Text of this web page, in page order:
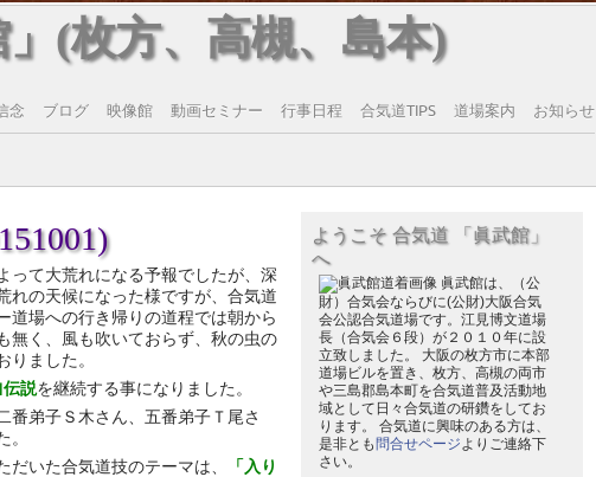
(枚方、高槻、島本)
念 ブログ 映像館 動画セミナー 行事日程 合気道TIPS 道場案内 お知らせ
って大荒れになる予報でしたが、深
れの天候になった様ですが、合気道
道場への行き帰りの道程では朝から
無く、風も吹いておらず、秋の虫の
りました。
伝説を継続する事になりました。
番弟子Ｓ木さん、五番弟子Ｔ尾さ
。
だいた合気道技のテーマは、
「入り
ようこそ 合気道 「眞武館」
へ
眞武館は、（公
財）合気会ならびに(公財)大阪合気
会公認合気道場です。江見博文道場
長（合気会６段）が２０１０年に設
立致しました。 大阪の枚方市に本部
道場ビルを置き、枚方、高槻の両市
や三島郡島本町を合気道普及活動地
域として日々合気道の研鑽をしてお
ります。 合気道に興味のある方は、
是非とも 問合せページよりご連絡下
さい。